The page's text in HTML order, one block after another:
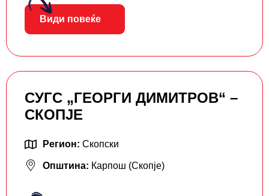
Види повеќе
СУГС „ГЕОРГИ ДИМИТРОВ“ –
СКОПЈЕ
Регион: Скопски
Општина: Карпош (Скопје)